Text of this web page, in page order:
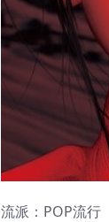
流派：POP流行